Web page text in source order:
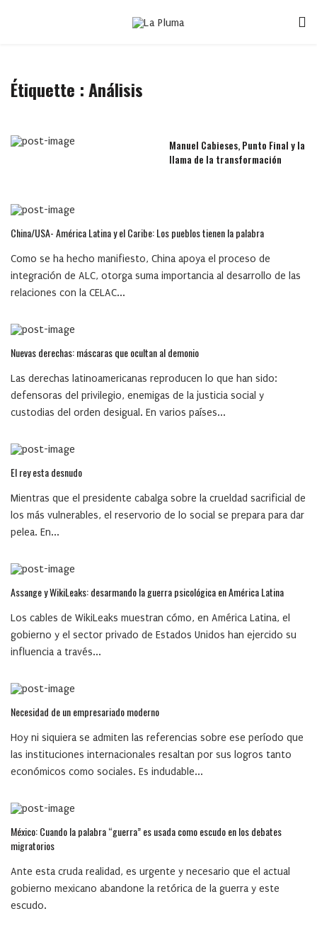
Étiquette :Análisis
Manuel Cabieses, Punto Final y la
llama de la transformación
China/USA- América Latina y el Caribe: Los pueblos tienen la palabra
Como se ha hecho manifiesto, China apoya el proceso de
integración de ALC, otorga suma importancia al desarrollo de las
relaciones con la CELAC...
Nuevas derechas: máscaras que ocultan al demonio
Las derechas latinoamericanas reproducen lo que han sido:
defensoras del privilegio, enemigas de la justicia social y
custodias del orden desigual. En varios países...
El rey esta desnudo
Mientras que el presidente cabalga sobre la crueldad sacrificial de
los más vulnerables, el reservorio de lo social se prepara para dar
pelea. En...
Assange y WikiLeaks: desarmando la guerra psicológica en América Latina
Los cables de WikiLeaks muestran cómo, en América Latina, el
gobierno y el sector privado de Estados Unidos han ejercido su
influencia a través...
Necesidad de un empresariado moderno
Hoy ni siquiera se admiten las referencias sobre ese período que
las instituciones internacionales resaltan por sus logros tanto
económicos como sociales. Es indudable...
México: Cuando la palabra “guerra” es usada como escudo en los debates
migratorios
Ante esta cruda realidad, es urgente y necesario que el actual
gobierno mexicano abandone la retórica de la guerra y este
escudo.